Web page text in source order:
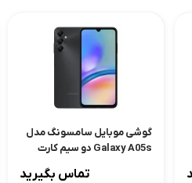
گوشی موبایل سامسونگ مدل
Galaxy A05s دو سیم کارت
تماس بگیرید